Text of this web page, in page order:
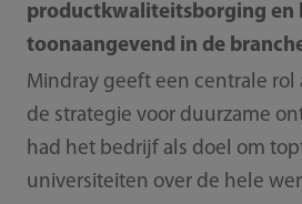
productkwaliteitsborging en
toonaangevend in de
Mindray geeft een centrale rol
de strategie voor duurzame
had het bedrijf als doel om
universiteiten over de hele